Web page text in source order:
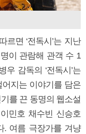
르면 ‘전독시’는 지난
이 관람해 관객 수 1
감독의 ‘전독시’는
지는 이야기를 담은
를 끈 동명의 웹소설
민호 채수빈 신승호
. 여름 극장가를 겨냥